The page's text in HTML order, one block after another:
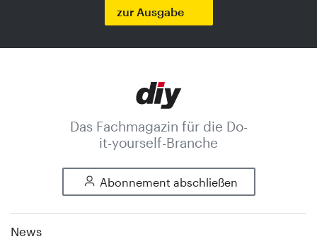
zur Ausgabe
Das Fachmagazin für die Do-
it-yourself-Branche
Abonnement abschließen
News